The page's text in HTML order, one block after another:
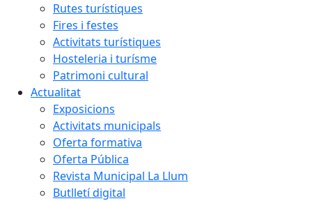
Rutes turístiques
Fires i festes
Activitats turístiques
Hosteleria i turísme
Patrimoni cultural
Actualitat
Exposicions
Activitats municipals
Oferta formativa
Oferta Pública
Revista Municipal La Llum
Butlletí digital